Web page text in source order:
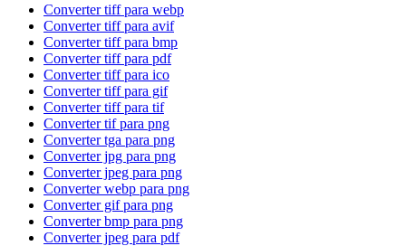
Converter tiff para webp
Converter tiff para avif
Converter tiff para bmp
Converter tiff para pdf
Converter tiff para ico
Converter tiff para gif
Converter tiff para tif
Converter tif para png
Converter tga para png
Converter jpg para png
Converter jpeg para png
Converter webp para png
Converter gif para png
Converter bmp para png
Converter jpeg para pdf